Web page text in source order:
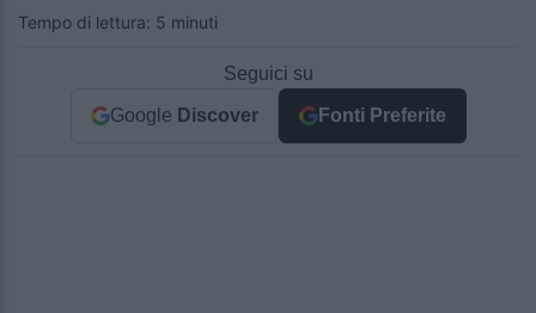
Tempo di lettura: 5 minuti
Seguici su
Google Discover Fonti Preferite